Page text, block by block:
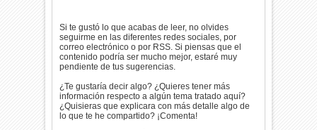
Si te gustó lo que acabas de leer, no olvides
seguirme en las diferentes redes sociales, por
correo electrónico o por RSS. Si piensas que el
contenido podría ser mucho mejor, estaré muy
pendiente de tus sugerencias.
¿Te gustaría decir algo? ¿Quieres tener más
información respecto a algún tema tratado aquí?
¿Quisieras que explicara con más detalle algo de
lo que te he compartido? ¡Comenta!